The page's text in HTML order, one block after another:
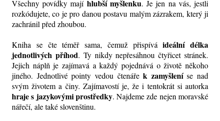
Všechny povídky mají hlubší myšlenku. Je jen na vás, jestli
rozkódujete, co je pro danou postavu malým zázrakem, který ji
zachránil před zhoubou.
Kniha se čte téměř sama, čemuž přispíváideální délka
jednotlivých příhod. Ty nikdy nepřesáhnou čtyřicet stránek.
Jejich náplň je zajímavá a každý pojednává o životě někoho
jiného. Jednotlivé pointy vedou čtenářek zamyšleníse nad
svým životem a činy. Zajímavostí je, že i tentokrát si autorka
hraje s jazykovými prostředky. Najdeme zde nejen moravské
nářečí, ale také slovenštinu.